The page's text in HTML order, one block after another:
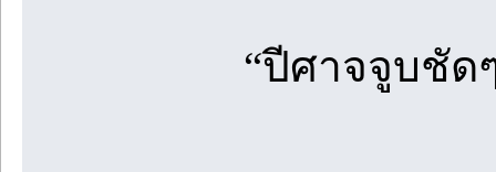
“ปีศาจจูบชัด